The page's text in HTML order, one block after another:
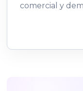
comercial y